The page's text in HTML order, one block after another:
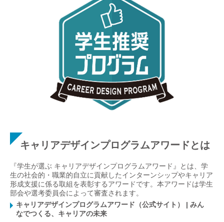
キャリアデザインプログラムアワードとは
『学生が選ぶ キャリアデザインプログラムアワード』とは、学
生の社会的・職業的自立に貢献したインターンシップやキャリア
形成支援に係る取組を表彰するアワードです。本アワードは学生
部会や選考委員会によって審査されます。
キャリアデザインプログラムアワード（公式サイト） | みん
なでつくる、キャリアの未来